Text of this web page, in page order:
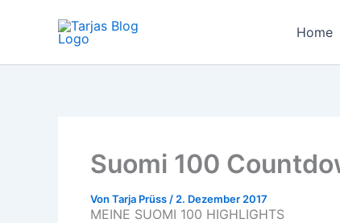
Home
Suomi 100
Von Tarja Prüss / 2. Dezember 2017
MEINE SUOMI 100 HIGHLIGHTS